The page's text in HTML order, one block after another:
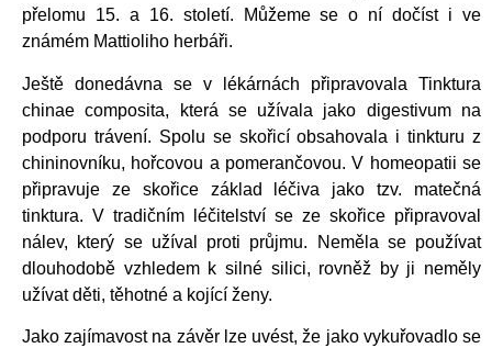
přelomu 15. a 16. století. Můžeme se o ní dočíst i ve
známém Mattioliho herbáři.
Ještě donedávna se v lékárnách připravovala Tinktura
chinae composita, která se užívala jako digestivum na
podporu trávení. Spolu se skořicí obsahovala i tinkturu z
chininovníku, hořcovou a pomerančovou. V homeopatii se
připravuje ze skořice základ léčiva jako tzv. matečná
tinktura. V tradičním léčitelství se ze skořice připravoval
nálev, který se užíval proti průjmu. Neměla se používat
dlouhodobě vzhledem k silné silici, rovněž by ji neměly
užívat děti, těhotné a kojící ženy.
Jako zajímavost na závěr lze uvést, že jako vykuřovadlo se